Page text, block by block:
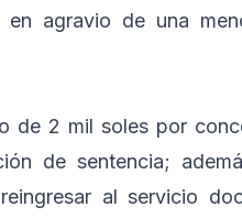
agravio de una
de 2 mil soles por
de sentencia;
al servicio